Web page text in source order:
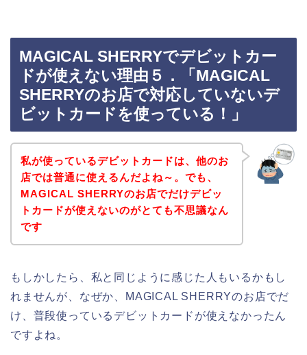
MAGICAL SHERRYでデビットカー
ドが使えない理由５．「MAGICAL
SHERRYのお店で対応していないデ
ビットカードを使っている！」
私が使っているデビットカードは、他のお
店では普通に使えるんだよね～。でも、
MAGICAL SHERRYのお店でだけデビッ
トカードが使えないのがとても不思議なん
です
もしかしたら、私と同じように感じた人もいるかもし
れませんが、なぜか、MAGICAL SHERRYのお店でだ
け、普段使っているデビットカードが使えなかったん
ですよね。